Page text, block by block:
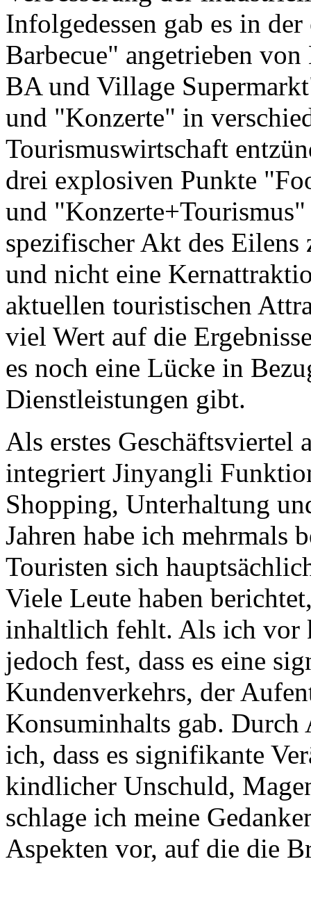
Infolgedessen gab es in
Barbecue" angetrieben
BA und Village
und "Konzerte" in
Tourismuswirtschaft
drei explosiven Punkte
und
spezifischer Akt des
und nicht eine
aktuellen touristischen
viel Wert auf die
es noch eine Lücke in
Dienstleistungen gibt.
Als erstes Geschäftsviertel
integriert Jinyangli
Shopping, Unterhaltung
Jahren habe ich mehrmals
Touristen sich
Viele Leute haben
inhaltlich fehlt. Als ich vor
jedoch fest, dass es eine
Kundenverkehrs, der
Konsuminhalts gab. Durch
ich, dass es signifikante
kindlicher Unschuld,
schlage ich meine
Aspekten vor, auf die die